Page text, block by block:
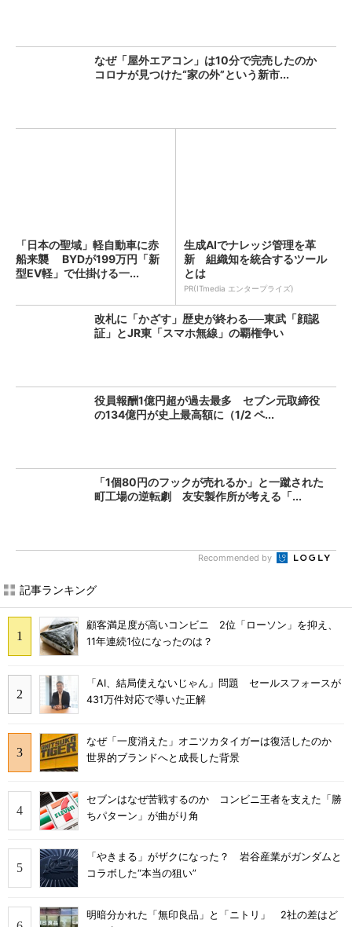
なぜ「屋外エアコン」は10分で完売したのか
コロナが見つけた“家の外”という新市...
「日本の聖域」軽自動車に赤
船来襲 BYDが199万円「新
型EV軽」で仕掛ける一...
生成AIでナレッジ管理を革
新 組織知を統合するツール
とは
PR(ITmedia エンタープライズ)
改札に「かざす」歴史が終わる──東武「顔認
証」とJR東「スマホ無線」の覇権争い
役員報酬1億円超が過去最多 セブン元取締役
の134億円が史上最高額に（1/2 ペ...
「1個80円のフックが売れるか」と一蹴された
町工場の逆転劇 友安製作所が考える「...
Recommended by
記事ランキング
顧客満足度が高いコンビニ 2位「ローソン」を抑え、
11年連続1位になったのは？
「AI、結局使えないじゃん」問題 セールスフォースが
431万件対応で導いた正解
なぜ「一度消えた」オニツカタイガーは復活したのか
世界的ブランドへと成長した背景
セブンはなぜ苦戦するのか コンビニ王者を支えた「勝
ちパターン」が曲がり角
「やきまる」がザクになった？ 岩谷産業がガンダムと
コラボした“本当の狙い”
明暗分かれた「無印良品」と「ニトリ」 2社の差はど